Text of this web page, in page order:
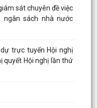
sát chuyên đề việc
ngân sách nhà nước
trực tuyến Hội nghị
quyết Hội nghị lần thứ